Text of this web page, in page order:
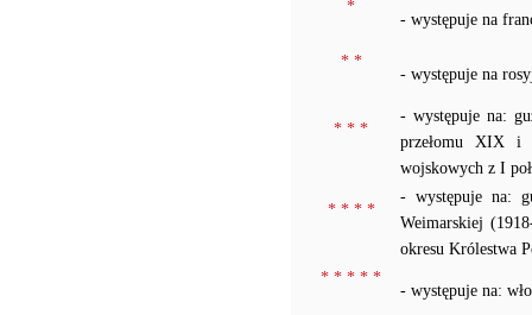
*
- występuje na
* *
- występuje na
* * *
- występuje na:
przełomu XIX i
wojskowych z I
* * * *
- występuje na:
Weimarskiej
okresu Królestwa
* * * * *
- występuje na: